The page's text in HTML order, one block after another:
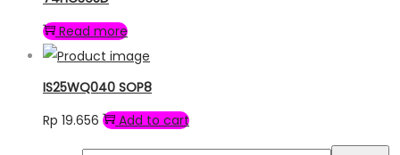
Read more
IS25WQ040 SOP8
Rp 19.656 Add to cart